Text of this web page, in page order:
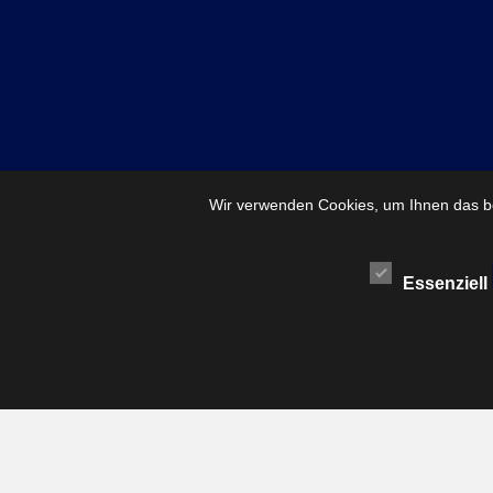
Wir verwenden Cookies, um Ihnen das
Essenziell